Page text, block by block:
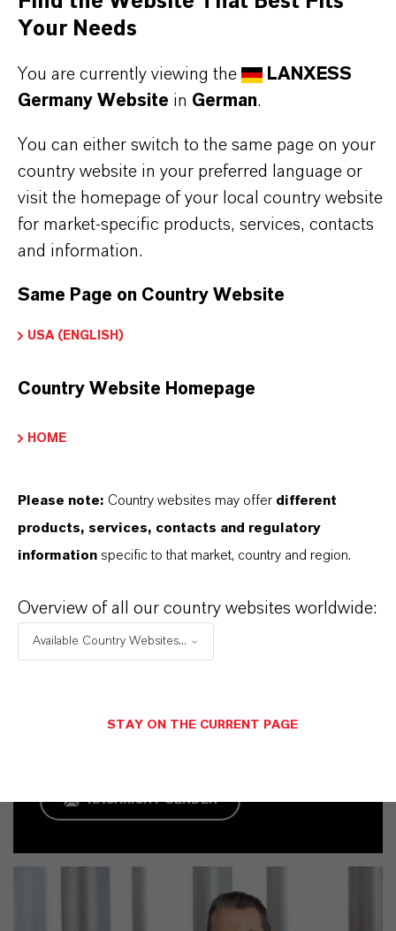
finden Sie gleich elf überzeugende Gründe, warum
LANXESS der richtige Partner für Ihr Unternehmen
IM MITTELPUNKT STEHEN SIE: UNSERE
KUNDINNEN UND KUNDEN!
11 Gründe, warum LANXESS der richtige
Partner für Ihr Unternehmen ist
Kaufmännischer Kontakt
Harald Pütz
NACHRICHT SENDEN
Your Needs
You are currently viewing the
LANXESS
Germany Website in German.
You can either switch to the same page on your
country website in your preferred language or
visit the homepage of your local country website
for market-specific products, services, contacts
and information.
Same Page on Country Website
USA (ENGLISH)
Country Website Homepage
HOME
Please note: Country websites may offer different
products, services, contacts and regulatory
information specific to that market, country and region.
Overview of all our country websites worldwide:
Available Country Websites...
STAY ON THE CURRENT PAGE